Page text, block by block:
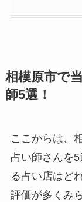
相模原市で
師5選！
ここからは、
占い師さんを
る占い店はど
評価が多くみ